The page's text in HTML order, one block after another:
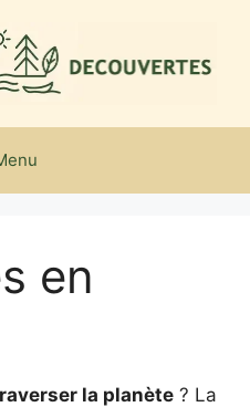
en
la planète ? La